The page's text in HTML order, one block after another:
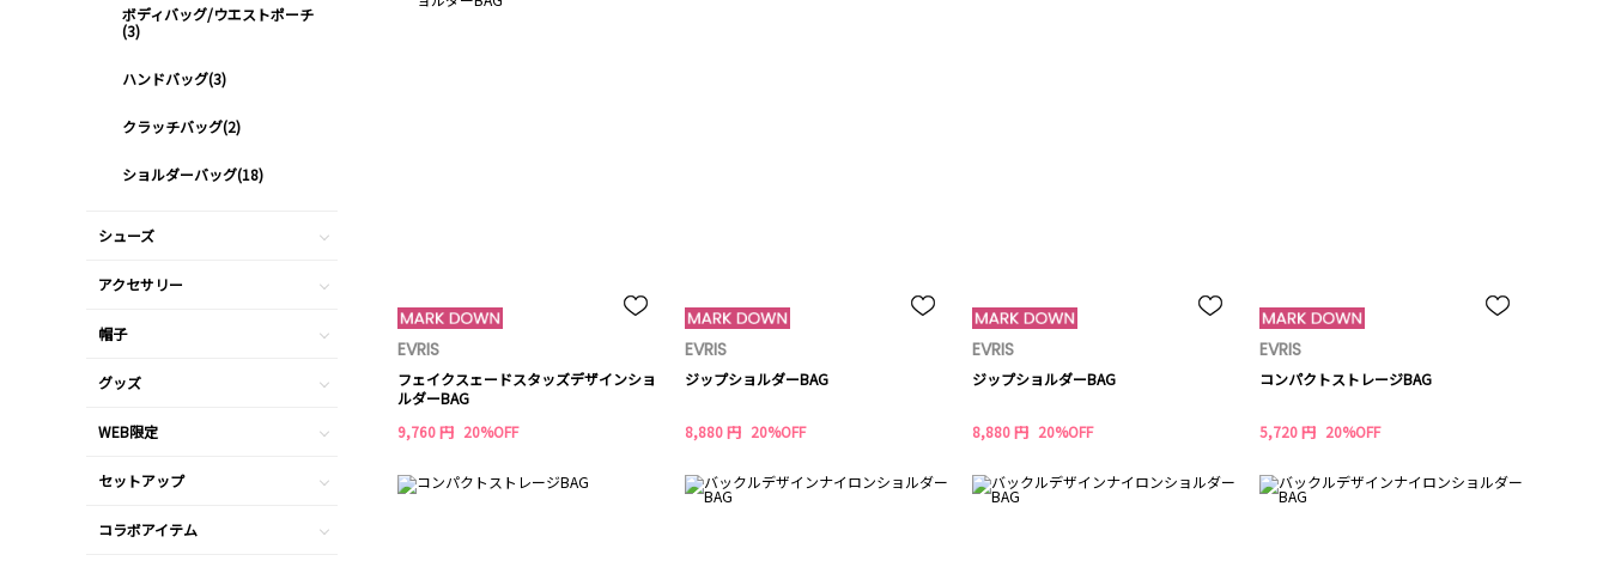
EVRIS
フェイクスェードスタッズデザインショ
ルダーBAG
9,760 円 20%OFF
EVRIS
ジップショルダーBAG
8,880 円 20%OFF
EVRIS
ジップショルダーBAG
8,880 円 20%OFF
EVRIS
コンパクトストレージBAG
5,720 円 20%OFF
ボディバッグ/ウエストポーチ
(3)
ハンドバッグ(3)
クラッチバッグ(2)
ショルダーバッグ(18)
シューズ
アクセサリー
帽子
グッズ
WEB限定
セットアップ
コラボアイテム